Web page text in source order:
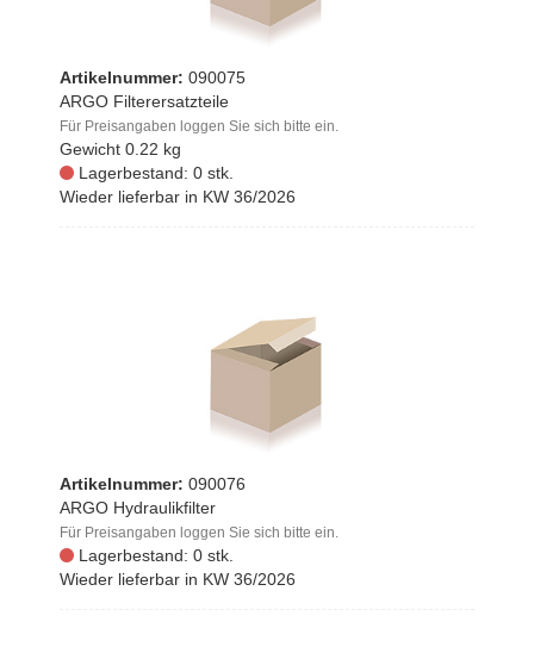
Artikelnummer: 090075
ARGO Filterersatzteile
Für Preisangaben loggen Sie sich bitte ein.
Gewicht 0.22 kg
Lagerbestand: 0 stk.
Wieder lieferbar in KW 36/2026
Artikelnummer: 090076
ARGO Hydraulikfilter
Für Preisangaben loggen Sie sich bitte ein.
Lagerbestand: 0 stk.
Wieder lieferbar in KW 36/2026